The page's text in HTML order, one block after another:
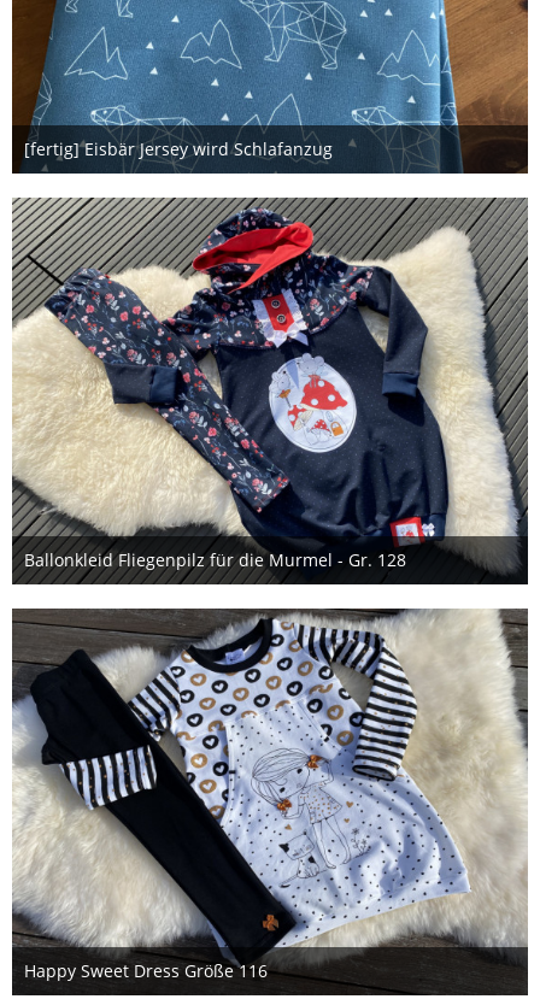
[fertig] Eisbär Jersey wird Schlafanzug
3. Februar 2022
Ballonkleid Fliegenpilz für die Murmel - Gr. 128
6. November 2021
Happy Sweet Dress Größe 116
2. November 2021